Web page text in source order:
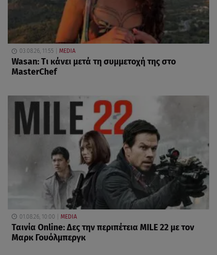
03.08.26, 11:55 MEDIA
Wasan: Tι κάνει μετά τη συμμετοχή της στο
MasterChef
01.08.26, 10:00 MEDIA
Ταινία Online: Δες την περιπέτεια MILE 22 με τον
Μαρκ Γουόλμπεργκ